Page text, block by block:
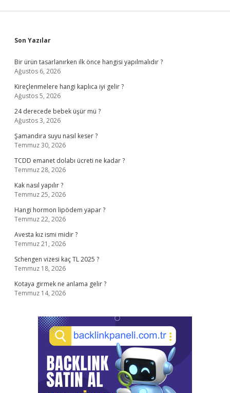
Sidebar
Son Yazılar
Bir ürün tasarlanırken ilk önce hangisi yapılmalıdır ?
Ağustos 6, 2026
Kireçlenmelere hangi kaplıca iyi gelir ?
Ağustos 5, 2026
24 derecede bebek üşür mü ?
Ağustos 3, 2026
Şamandıra suyu nasıl keser ?
Temmuz 30, 2026
TCDD emanet dolabı ücreti ne kadar ?
Temmuz 28, 2026
Kak nasıl yapılır ?
Temmuz 25, 2026
Hangi hormon lipödem yapar ?
Temmuz 22, 2026
Avesta kız ismi midir ?
Temmuz 21, 2026
Schengen vizesi kaç TL 2025 ?
Temmuz 18, 2026
Kotaya girmek ne anlama gelir ?
Temmuz 14, 2026